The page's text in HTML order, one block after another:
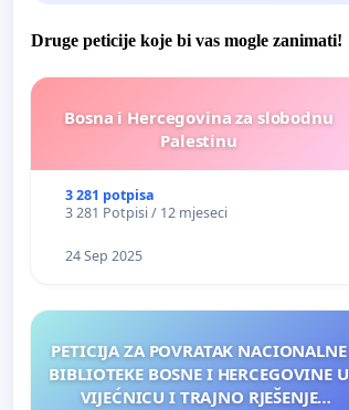
Druge peticije koje bi vas mogle zanimati!
Bosna i Hercegovina za slobodnu
Palestinu
3 281 potpisa
3 281 Potpisi / 12 mjeseci
24 Sep 2025
PETICIJA ZA POVRATAK NACIONALNE
BIBLIOTEKE BOSNE I HERCEGOVINE U
VIJEĆNICU I TRAJNO RJEŠENJE